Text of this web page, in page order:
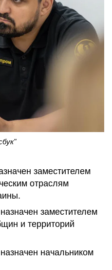
заместителем
отраслям
заместителем
и территорий
начальником